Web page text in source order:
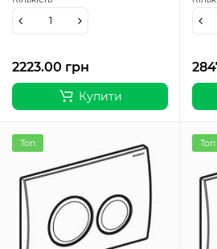
2223.00 грн
Купити
Топ Топ